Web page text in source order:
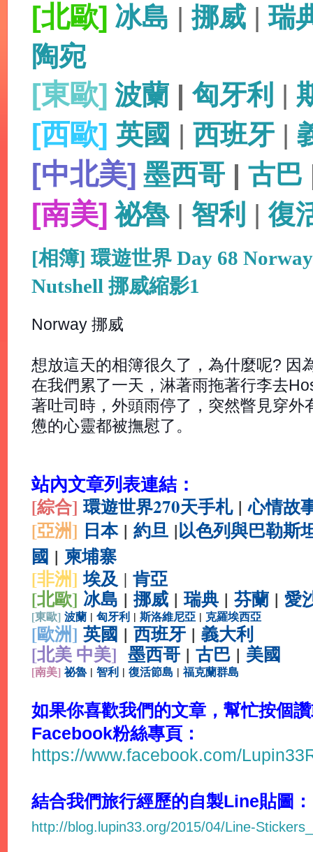
[北歐] 冰島 |挪威 |瑞
陶宛
[東歐] 波蘭 | 匈牙利 |
[西歐] 英國 | 西班牙 |
[中北美] 墨西哥 | 古巴
[南美] 祕魯| 智利 |復
[相簿] 環遊世界 Day 68
Nutshell 挪威縮影1
Norway 挪威
想放這天的相簿很久了，為什麼呢? 因
在我們累了一天，淋著雨拖著行李去
著吐司時，外頭雨停了，突然瞥見穿外
憊的心靈都被撫慰了。
站內文章列表連結：
[綜合] 環遊世界270天手札|心情故
[亞洲] 日本 | 約旦 |以色列與巴勒斯
國 | 柬埔寨
[非洲]埃及 | 肯亞
[北歐] 冰島 | 挪威 | 瑞典 | 芬蘭 | 愛
[東歐] 波蘭 | 匈牙利 | 斯洛維尼亞 | 克羅埃西亞
[歐洲] 英國 | 西班牙 | 義大利
[北美 中美] 墨西哥 | 古巴 | 美國
[南美] 祕魯 | 智利 | 復活節島 | 福克蘭群島
如果你喜歡我們的文章，幫忙按個
Facebook粉絲專頁：
https://www.facebook.com/
結合我們旅行經歷的自製Line貼圖：
http://blog.lupin33.org/2015/04/Line-